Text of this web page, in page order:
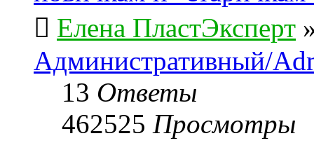
Елена ПластЭксперт
Административный/
13 Ответы
462525 Просмотры